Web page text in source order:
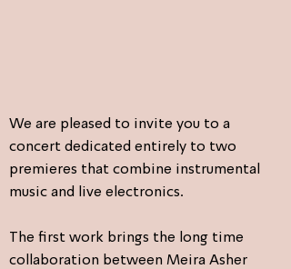
We are pleased to invite you to a
concert dedicated entirely to two
premieres that combine instrumental
music and live electronics.
The first work brings the long time
collaboration between Meira Asher